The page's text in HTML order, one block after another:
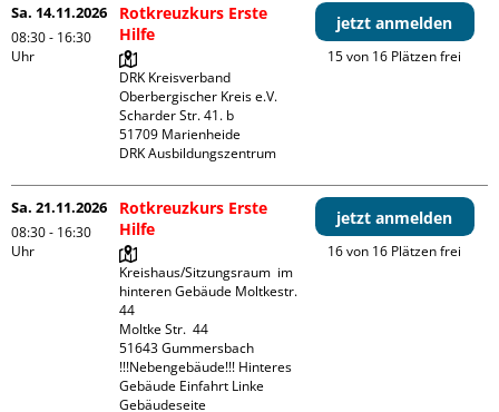
Sa. 14.11.2026
08:30 - 16:30
Uhr
Rotkreuzkurs Erste
Hilfe
DRK Kreisverband
Oberbergischer Kreis e.V.
Scharder Str. 41. b
51709 Marienheide
DRK Ausbildungszentrum
jetzt anmelden
15 von 16 Plätzen frei
Sa. 21.11.2026
08:30 - 16:30
Uhr
Rotkreuzkurs Erste
Hilfe
Kreishaus/Sitzungsraum  im
hinteren Gebäude Moltkestr.
44
Moltke Str.  44
51643 Gummersbach
!!!Nebengebäude!!! Hinteres
Gebäude Einfahrt Linke
Gebäudeseite
jetzt anmelden
16 von 16 Plätzen frei